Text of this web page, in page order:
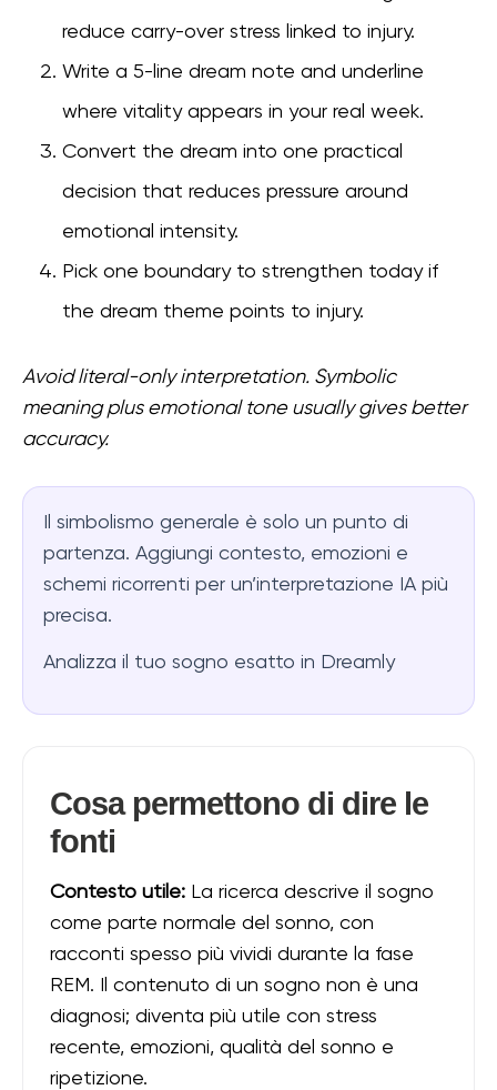
reduce carry-over stress linked to injury.
Write a 5-line dream note and underline
where vitality appears in your real week.
Convert the dream into one practical
decision that reduces pressure around
emotional intensity.
Pick one boundary to strengthen today if
the dream theme points to injury.
Avoid literal-only interpretation. Symbolic
meaning plus emotional tone usually gives better
accuracy.
Il simbolismo generale è solo un punto di
partenza. Aggiungi contesto, emozioni e
schemi ricorrenti per un’interpretazione IA più
precisa.
Analizza il tuo sogno esatto in Dreamly
Cosa permettono di dire le
fonti
Contesto utile: La ricerca descrive il sogno
come parte normale del sonno, con
racconti spesso più vividi durante la fase
REM. Il contenuto di un sogno non è una
diagnosi; diventa più utile con stress
recente, emozioni, qualità del sonno e
ripetizione.